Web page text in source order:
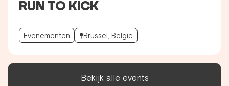
Bekijk alle events
RUN TO KICK
Evenementen Brussel, België